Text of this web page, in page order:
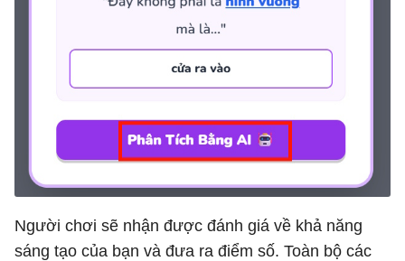
Người chơi sẽ nhận được đánh giá về khả năng
sáng tạo của bạn và đưa ra điểm số. Toàn bộ các